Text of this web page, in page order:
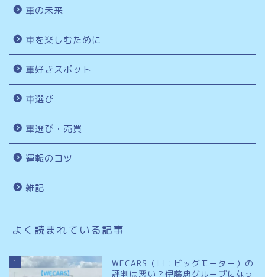
車の未来
車を楽しむために
車好きスポット
車選び
車選び・売買
運転のコツ
雑記
よく読まれている記事
1
WECARS（旧：ビッグモーター）の
評判は悪い？伊藤忠グループになっ